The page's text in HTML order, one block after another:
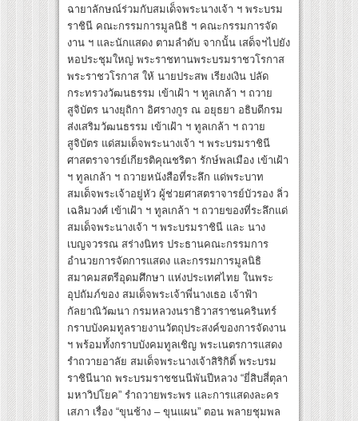
ฉายาลักษณ์ร่วมกับสมเด็จพระนางเจ้า ฯ พระบรม
ราชินี คณะกรรมการมูลนิธิ ฯ คณะกรรมการจัด
งาน ฯ และนักแสดง ตามลำดับ จากนั้น เสด็จฯไปยัง
หอประชุมใหญ่ พระราชทานพระบรมราชวโรกาส
พระราชวโรกาส ให้ นายประสพ เรียงเงิน ปลัด
กระทรวงวัฒนธรรม เข้าเฝ้า ฯ ทูลเกล้า ฯ ถวาย
สูจิบัตร นางยุถิกา อิศรางกูร ณ อยุธยา อธิบดีกรม
ส่งเสริมวัฒนธรรม เข้าเฝ้า ฯ ทูลเกล้า ฯ ถวาย
สูจิบัตร แด่สมเด็จพระนางเจ้า ฯ พระบรมราชินี
ศาสตราจารย์เกียรติคุณชริตา รักษ์พลเมือง เข้าเฝ้า
ฯ ทูลเกล้า ฯ ถวายหนังสือที่ระลึก แด่พระบาท
สมเด็จพระเจ้าอยู่หัว ผู้ช่วยศาสตราจารย์บัวรอง ลิ่ว
เฉลิมวงศ์ เข้าเฝ้า ฯ ทูลเกล้า ฯ ถวายของที่ระลึกแด่
สมเด็จพระนางเจ้า ฯ พระบรมราชินี และ นาง
เบญจวรรณ สร่างนิทร ประธานคณะกรรมการ
อำนวยการจัดการแสดง และกรรมการมูลนิธิ
สมาคมสตรีอุดมศึกษา แห่งประเทศไทย ในพระ
อุปถัมภ์ของ สมเด็จพระเจ้าพี่นางเธอ เจ้าฟ้า
กัลยาณิวัฒนา กรมหลวงนราธิวาสราชนครินทร์
กราบบังคมทูลรายงานวัตถุประสงค์ของการจัดงาน
ฯ พร้อมทั้งกราบบังคมทูลเชิญ พระเนตรการแสดง
รำถวายอาลัย สมเด็จพระนางเจ้าสิริกิติ์ พระบรม
ราชินีนาถ พระบรมราชชนนีพันปีหลวง “ยี่สิบสี่ตุลา
มหาวิปโยค” รำถวายพระพร และการแสดงละคร
เสภา เรื่อง “ขุนช้าง – ขุนแผน” ตอน พลายชุมพล